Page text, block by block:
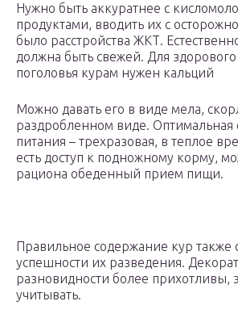
Нужно быть аккуратнее с
продуктами, вводить их с
было расстройства ЖКТ.
должна быть свежей. Для
поголовья курам нужен кальций
Можно давать его в виде мела,
раздробленном виде. Оптимальная
питания – трехразовая, в теплое
есть доступ к подножному корму,
рациона обеденный прием пищи.
Правильное содержание кур также
успешности их разведения.
разновидности более прихотливы,
учитывать.